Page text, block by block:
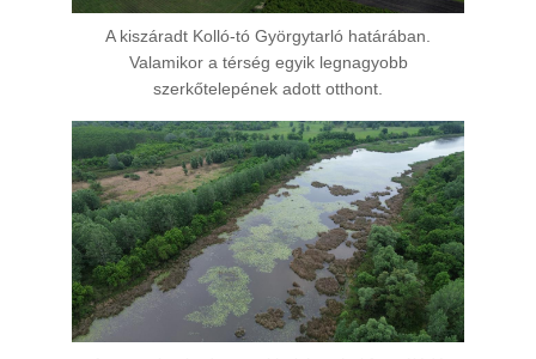
A kiszáradt Kolló-tó Györgytarló határában.
Valamikor a térség egyik legnagyobb
szerkőtelepének adott otthont.